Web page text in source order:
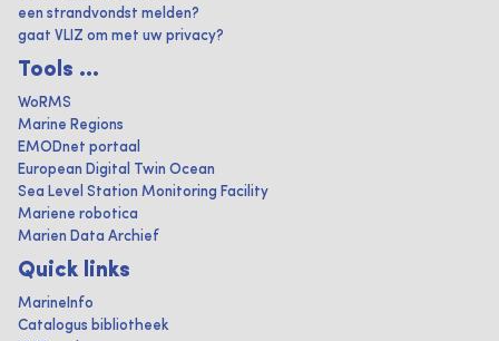
een strandvondst melden?
gaat VLIZ om met uw privacy?
Tools ...
WoRMS
Marine Regions
EMODnet portaal
European Digital Twin Ocean
Sea Level Station Monitoring Facility
Mariene robotica
Marien Data Archief
Quick links
MarineInfo
Catalogus bibliotheek